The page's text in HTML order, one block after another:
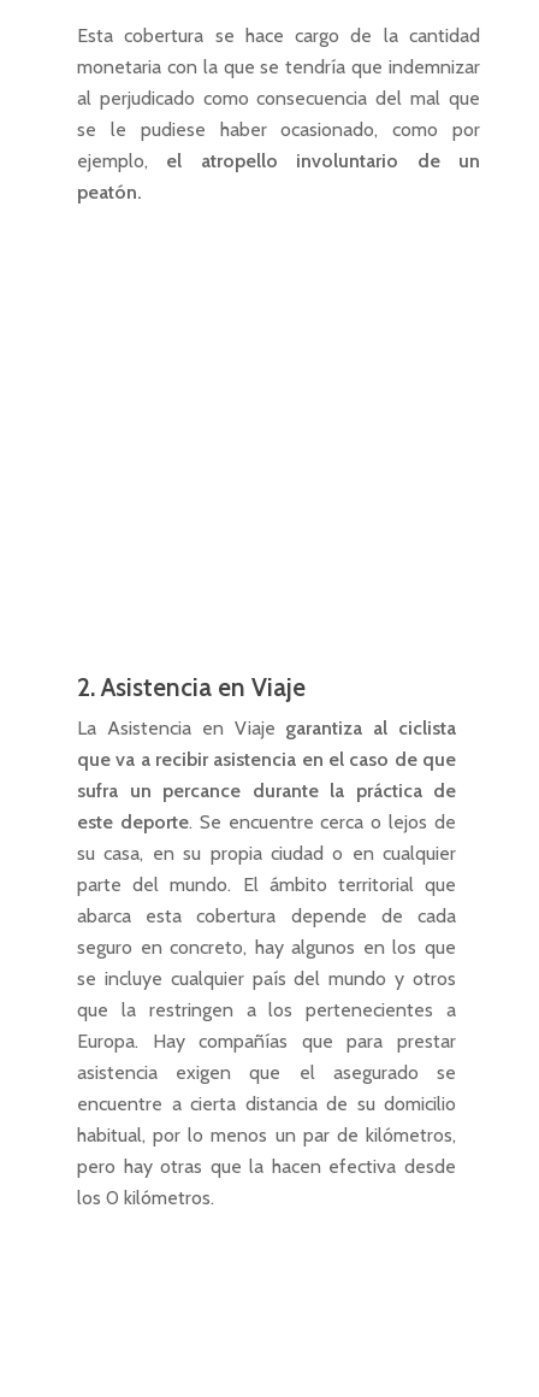
Esta cobertura se hace cargo de la cantidad
monetaria con la que se tendría que indemnizar
al perjudicado como consecuencia del mal que
se le pudiese haber ocasionado, como por
ejemplo, el atropello involuntario de un
peatón.
2. Asistencia en Viaje
La Asistencia en Viaje garantiza al ciclista
que va a recibir asistencia en el caso de que
sufra un percance durante la práctica de
este deporte. Se encuentre cerca o lejos de
su casa, en su propia ciudad o en cualquier
parte del mundo. El ámbito territorial que
abarca esta cobertura depende de cada
seguro en concreto, hay algunos en los que
se incluye cualquier país del mundo y otros
que la restringen a los pertenecientes a
Europa. Hay compañías que para prestar
asistencia exigen que el asegurado se
encuentre a cierta distancia de su domicilio
habitual, por lo menos un par de kilómetros,
pero hay otras que la hacen efectiva desde
los 0 kilómetros.